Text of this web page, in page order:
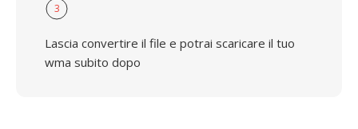
3
Lascia convertire il file e potrai scaricare il tuo
wma subito dopo